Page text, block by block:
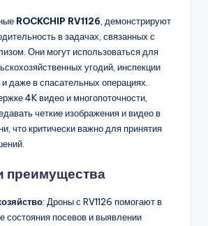
ROCKCHIP RV1126 , демонстрируют
в задачах, связанных с
Они могут использоваться для
угодий, инспекции
даже в спасательных операциях.
4K видео и многопоточности,
четкие изображения и видео в
что критически важно для принятия
преимущества
: Дроны с RV1126 помогают в
состояния посевов и выявлении